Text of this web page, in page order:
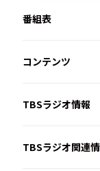
番組表
コンテンツ
TBSラジオ情報
TBSラジオ関連